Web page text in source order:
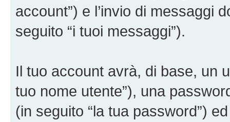
account”) e l’invio di messaggi
seguito “i tuoi messaggi”).
Il tuo account avrà, di base, un
tuo nome utente”), una
(in seguito “la tua password”)